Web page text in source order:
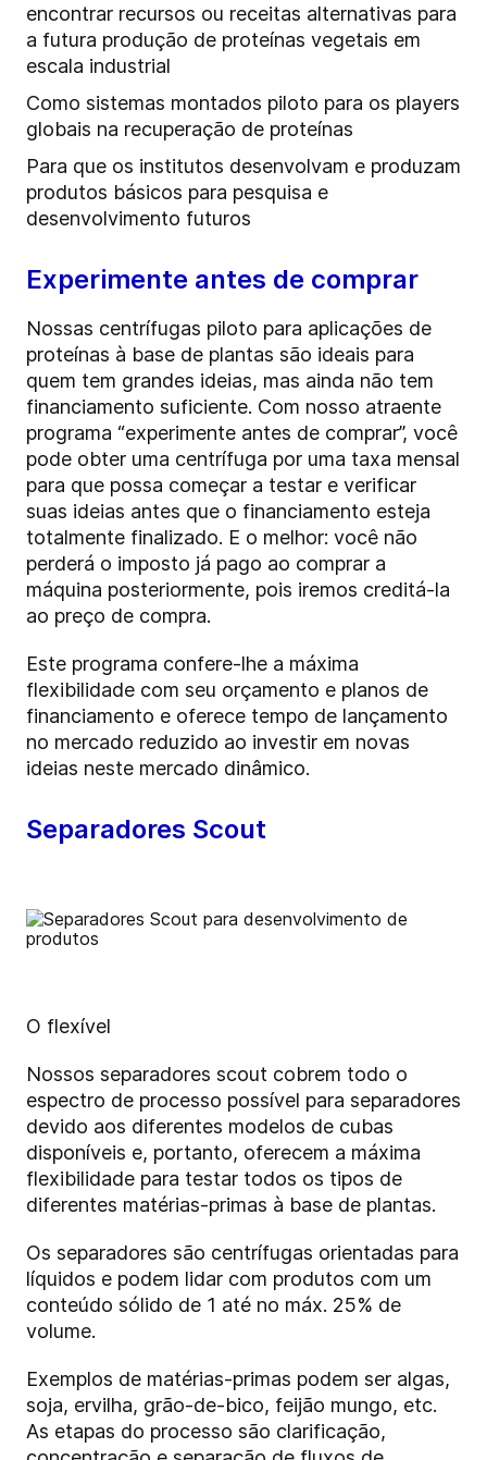
encontrar recursos ou receitas alternativas para
a futura produção de proteínas vegetais em
escala industrial
Como sistemas montados piloto para os players
globais na recuperação de proteínas
Para que os institutos desenvolvam e produzam
produtos básicos para pesquisa e
desenvolvimento futuros
Experimente antes de comprar
Nossas centrífugas piloto para aplicações de
proteínas à base de plantas são ideais para
quem tem grandes ideias, mas ainda não tem
financiamento suficiente. Com nosso atraente
programa “experimente antes de comprar”, você
pode obter uma centrífuga por uma taxa mensal
para que possa começar a testar e verificar
suas ideias antes que o financiamento esteja
totalmente finalizado. E o melhor: você não
perderá o imposto já pago ao comprar a
máquina posteriormente, pois iremos creditá-la
ao preço de compra.
Este programa confere-lhe a máxima
flexibilidade com seu orçamento e planos de
financiamento e oferece tempo de lançamento
no mercado reduzido ao investir em novas
ideias neste mercado dinâmico.
Separadores Scout
O flexível
Nossos separadores scout cobrem todo o
espectro de processo possível para separadores
devido aos diferentes modelos de cubas
disponíveis e, portanto, oferecem a máxima
flexibilidade para testar todos os tipos de
diferentes matérias-primas à base de plantas.
Os separadores são centrífugas orientadas para
líquidos e podem lidar com produtos com um
conteúdo sólido de 1 até no máx. 25% de
volume.
Exemplos de matérias-primas podem ser algas,
soja, ervilha, grão-de-bico, feijão mungo, etc.
As etapas do processo são clarificação,